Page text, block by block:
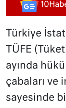
Türkiye
TÜFE
ayında
çabaları ve
sayesinde